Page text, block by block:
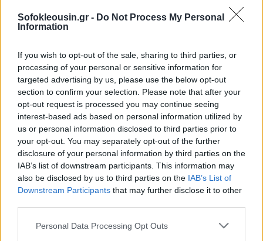
Sofokleousin.gr - Do Not Process My Personal
Information
If you wish to opt-out of the sale, sharing to third parties, or
processing of your personal or sensitive information for
targeted advertising by us, please use the below opt-out
section to confirm your selection. Please note that after your
opt-out request is processed you may continue seeing
interest-based ads based on personal information utilized by
us or personal information disclosed to third parties prior to
your opt-out. You may separately opt-out of the further
disclosure of your personal information by third parties on the
IAB’s list of downstream participants. This information may
also be disclosed by us to third parties on the IAB’s List of
Downstream Participants that may further disclose it to other
Personal Data Processing Opt Outs
Ενημερώθηκε η Επ.
Ανταγωνισμού για την
απόκτηση της Κωτσόβολος από
τη ΔΕΗ
15:06, 06 Δεκεμβρίου 2023
Κωτσόβολος: Πράσινο φως για
την πώληση στη ΔΕΗ από τη ΓΣ
της Currys
16:01, 21 Νοεμβρίου 2023